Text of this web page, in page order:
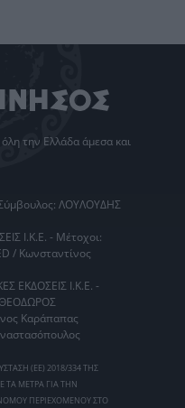
όλη την Ελλάδα άμεσα και
ΛΟΥΛΟΥΔΗΣ
Ι.Κ.Ε. - Μέτοχοι:
/ Κωνσταντίνος
ΕΚΔΟΣΕΙΣ Ι.Κ.Ε. -
ΘΕΟΔΩΡΟΣ
Καράπαπας
(ΕΕ) 2018/334 ΤΗΣ
ΤΑ ΜΕΤΡΑ ΓΙΑ ΤΗΝ
ΠΕΡΙΕΧΟΜΕΝΟΥ ΣΤΟ